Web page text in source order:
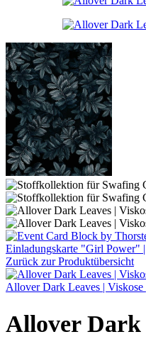
Einladungskarte "Girl Power"
Zurück zur Produktübersicht
Allover Dark Leaves |
Allover Dark